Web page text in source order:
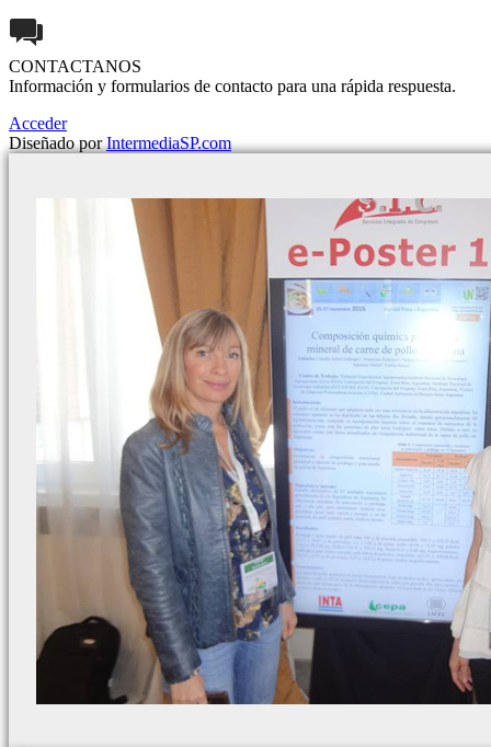
CONTACTANOS
Información y formularios de contacto para una rápida respuesta.
Acceder
Diseñado porIntermediaSP.com